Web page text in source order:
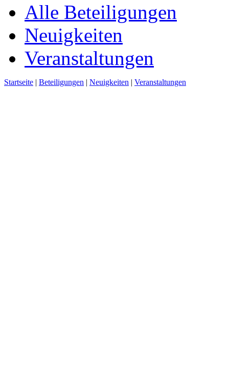
Alle Beteiligungen
Neuigkeiten
Veranstaltungen
Startseite | Beteiligungen | Neuigkeiten | Veranstaltungen